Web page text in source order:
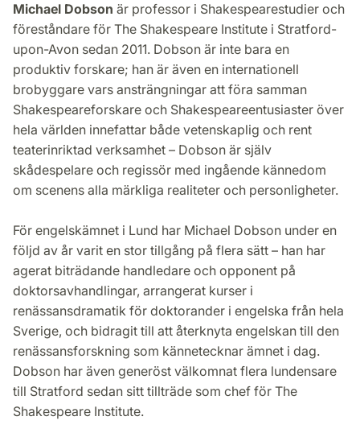
Michael Dobson är professor i Shakespearestudier och
föreståndare för The Shakespeare Institute i Stratford-
upon-Avon sedan 2011. Dobson är inte bara en
produktiv forskare; han är även en internationell
brobyggare vars ansträngningar att föra samman
Shakespeareforskare och Shakespeareentusiaster över
hela världen innefattar både vetenskaplig och rent
teaterinriktad verksamhet – Dobson är själv
skådespelare och regissör med ingående kännedom
om scenens alla märkliga realiteter och personligheter.
För engelskämnet i Lund har Michael Dobson under en
följd av år varit en stor tillgång på flera sätt – han har
agerat biträdande handledare och opponent på
doktorsavhandlingar, arrangerat kurser i
renässansdramatik för doktorander i engelska från hela
Sverige, och bidragit till att återknyta engelskan till den
renässansforskning som kännetecknar ämnet i dag.
Dobson har även generöst välkomnat flera lundensare
till Stratford sedan sitt tillträde som chef för The
Shakespeare Institute.